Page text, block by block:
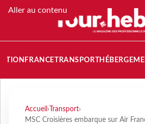
Aller au contenu
FRANCETRANSPORT
Accueil › Transport›
MSC Croisières embarque sur Air